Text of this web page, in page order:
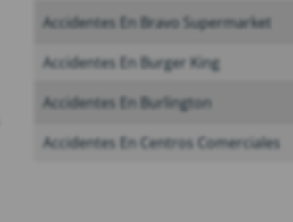
Accidentes En Bravo Supermarket
Accidentes En Burger King
Accidentes En Burlington
Accidentes En Centros Comerciales